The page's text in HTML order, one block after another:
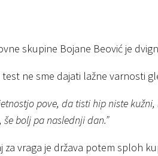
skupine Bojane Beović je
ne sme dajati lažne varnosti
pove, da tisti hip niste
bolj pa naslednji dan.”
za vraga je država potem sploh